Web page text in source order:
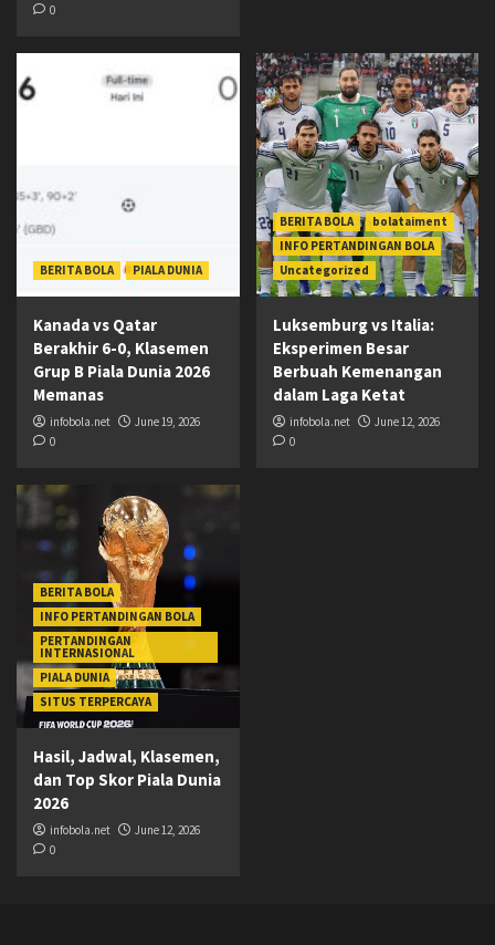
0
BERITA BOLA PIALA DUNIA
Kanada vs Qatar
Berakhir 6-0, Klasemen
Grup B Piala Dunia 2026
Memanas
infobola.net
June 19, 2026
0
BERITA BOLA
bolataiment
INFO PERTANDINGAN BOLA
Uncategorized
Luksemburg vs Italia:
Eksperimen Besar
Berbuah Kemenangan
dalam Laga Ketat
infobola.net
June 12, 2026
0
BERITA BOLA
INFO PERTANDINGAN BOLA
PERTANDINGAN
INTERNASIONAL
PIALA DUNIA
SITUS TERPERCAYA
Hasil, Jadwal, Klasemen,
dan Top Skor Piala Dunia
2026
infobola.net
June 12, 2026
0